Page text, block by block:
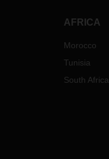
AFRICA
Morocco
Tunisia
South Africa